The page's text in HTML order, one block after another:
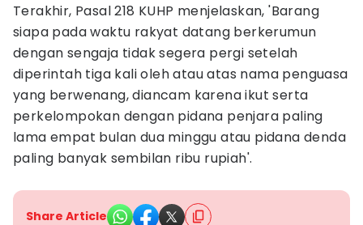
Terakhir, Pasal 218 KUHP menjelaskan, 'Barang
siapa pada waktu rakyat datang berkerumun
dengan sengaja tidak segera pergi setelah
diperintah tiga kali oleh atau atas nama penguasa
yang berwenang, diancam karena ikut serta
perkelompokan dengan pidana penjara paling
lama empat bulan dua minggu atau pidana denda
paling banyak sembilan ribu rupiah'.
Share Article